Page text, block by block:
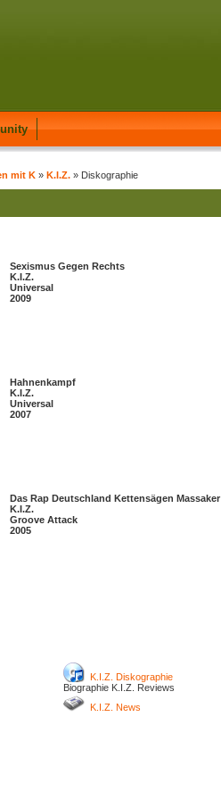
mit K » K.I.Z. » Diskographie
Sexismus Gegen Rechts
K.I.Z.
Universal
2009
Hahnenkampf
K.I.Z.
Universal
2007
Das Rap Deutschland Kettensägen Massaker
K.I.Z.
Groove Attack
2005
K.I.Z. Diskographie
Biographie
K.I.Z. News
K.I.Z. Reviews